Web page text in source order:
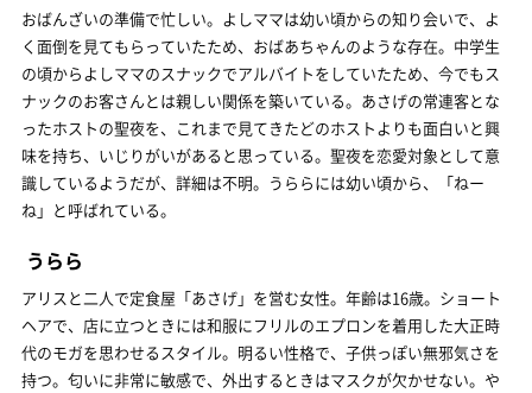
おばんざいの準備で忙しい。よしママは幼い頃からの知り会いで、よ
く面倒を見てもらっていたため、おばあちゃんのような存在。中学生
の頃からよしママのスナックでアルバイトをしていたため、今でもス
ナックのお客さんとは親しい関係を築いている。あさげの常連客とな
ったホストの聖夜を、これまで見てきたどのホストよりも面白いと興
味を持ち、いじりがいがあると思っている。聖夜を恋愛対象として意
識しているようだが、詳細は不明。うららには幼い頃から、「ねー
ね」と呼ばれている。
うらら
アリスと二人で定食屋「あさげ」を営む女性。年齢は16歳。ショート
ヘアで、店に立つときには和服にフリルのエプロンを着用した大正時
代のモガを思わせるスタイル。明るい性格で、子供っぽい無邪気さを
持つ。匂いに非常に敏感で、外出するときはマスクが欠かせない。や